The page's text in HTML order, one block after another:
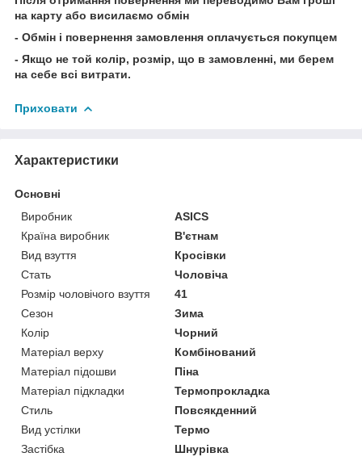
на карту або висилаємо обмін
- Обмін і повернення замовлення оплачується покупцем
- Якщо не той колір, розмір, що в замовленні, ми берем
на себе всі витрати.
Приховати
Характеристики
Основні
Виробник
ASICS
Країна виробник
В'єтнам
Вид взуття
Кросівки
Стать
Чоловіча
Розмір чоловічого взуття
41
Сезон
Зима
Колір
Чорний
Матеріал верху
Комбінований
Матеріал підошви
Піна
Матеріал підкладки
Термопрокладка
Стиль
Повсякденний
Вид устілки
Термо
Застібка
Шнурівка